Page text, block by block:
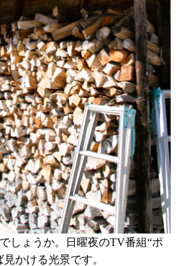
しょうか。日曜夜のTV番組“ポ
かける光景です。